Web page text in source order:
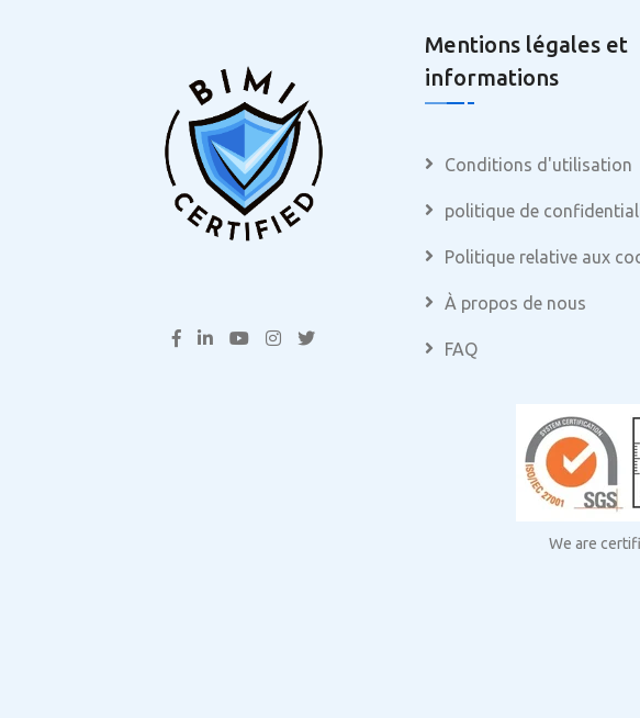
Mentions légales et
informations
Conditions d'utilisation
politique de
Politique relative aux
À propos de nous
FAQ
We are